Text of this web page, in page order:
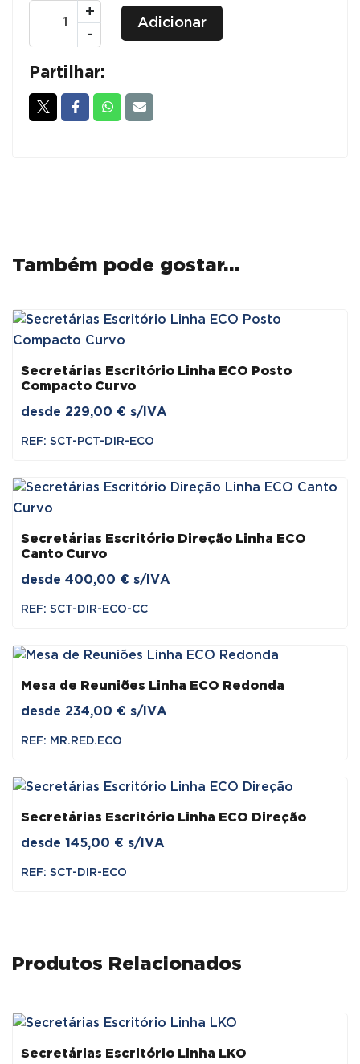
Quantidade
Secretárias
Escritório
UNI
+
-
Adicionar
Partilhar:
Também pode gostar…
Secretárias Escritório Linha ECO Posto
Compacto Curvo
desde 229,00 € s/IVA
REF: SCT-PCT-DIR-ECO
Secretárias Escritório Direção Linha ECO
Canto Curvo
desde 400,00 € s/IVA
REF: SCT-DIR-ECO-CC
Mesa de Reuniões Linha ECO Redonda
desde 234,00 € s/IVA
REF: MR.RED.ECO
Secretárias Escritório Linha ECO Direção
desde 145,00 € s/IVA
REF: SCT-DIR-ECO
Produtos Relacionados
Secretárias Escritório Linha LKO